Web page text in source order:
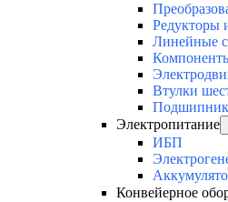
Редукторы
Линейные
Втулки
Электропитание
ИБП
Конвейерное